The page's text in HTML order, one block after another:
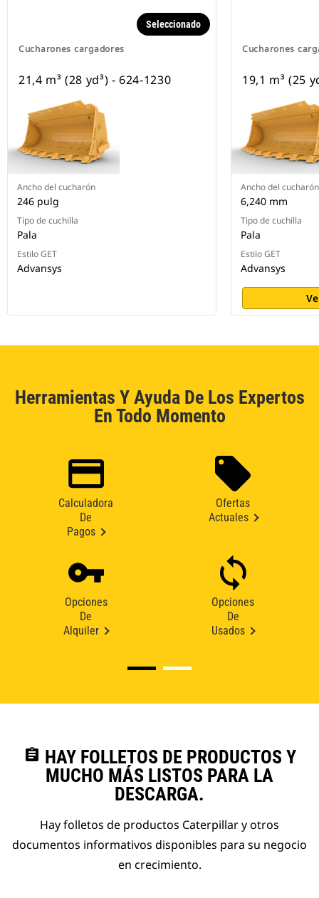
Cucharones cargadores
Seleccionado
21,4 m³ (28 yd³) - 624-1230
Ancho del cucharón
246 pulg
Tipo de cuchilla
Pala
Estilo GET
Advansys
Cucharones
19,1 m³ (25
Ancho del cucharón
6,240 mm
Tipo de cuchilla
Pala
Estilo GET
Advansys
Herramientas Y Ayuda De Los Expertos
En Todo Momento
Calculadora
De
Pagos
Ofertas
Actuales
Opciones
De
Alquiler
Opciones
De
Usados
assignment HAY FOLLETOS DE PRODUCTOS Y
MUCHO MÁS LISTOS PARA LA
DESCARGA.
Hay folletos de productos Caterpillar y otros
documentos informativos disponibles para su negocio
en crecimiento.